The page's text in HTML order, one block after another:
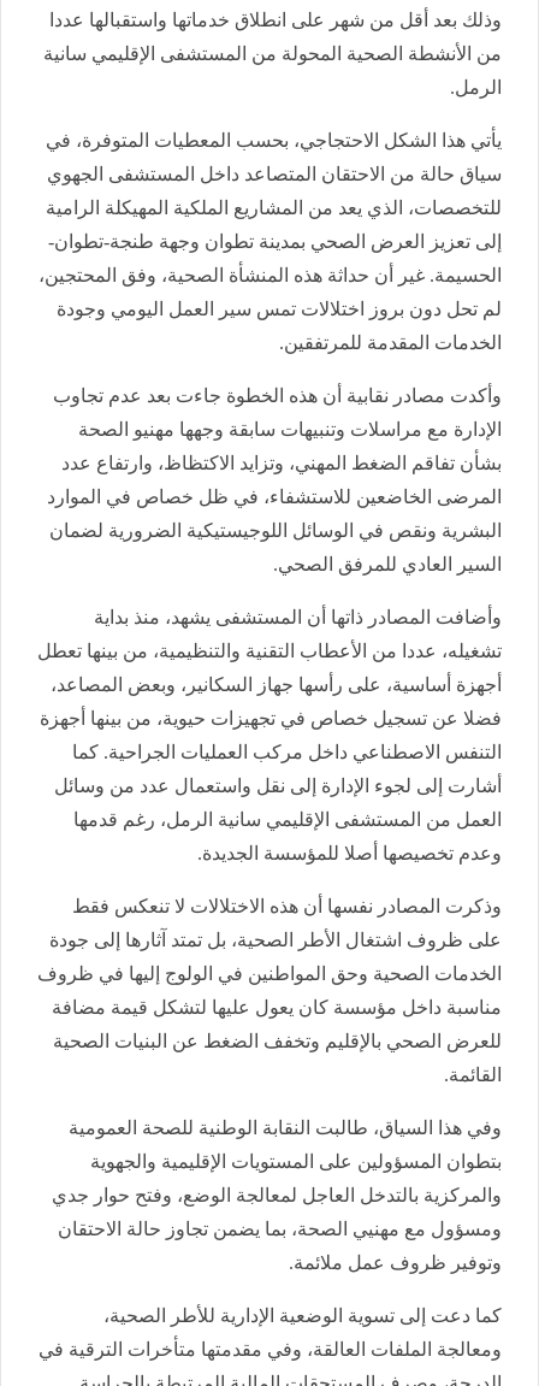
وذلك بعد أقل من شهر على انطلاق خدماتها واستقبالها عددا
من الأنشطة الصحية المحولة من المستشفى الإقليمي سانية
الرمل.
يأتي هذا الشكل الاحتجاجي، بحسب المعطيات المتوفرة، في
سياق حالة من الاحتقان المتصاعد داخل المستشفى الجهوي
للتخصصات، الذي يعد من المشاريع الملكية المهيكلة الرامية
إلى تعزيز العرض الصحي بمدينة تطوان وجهة طنجة-تطوان-
الحسيمة. غير أن حداثة هذه المنشأة الصحية، وفق المحتجين،
لم تحل دون بروز اختلالات تمس سير العمل اليومي وجودة
الخدمات المقدمة للمرتفقين.
وأكدت مصادر نقابية أن هذه الخطوة جاءت بعد عدم تجاوب
الإدارة مع مراسلات وتنبيهات سابقة وجهها مهنيو الصحة
بشأن تفاقم الضغط المهني، وتزايد الاكتظاظ، وارتفاع عدد
المرضى الخاضعين للاستشفاء، في ظل خصاص في الموارد
البشرية ونقص في الوسائل اللوجيستيكية الضرورية لضمان
السير العادي للمرفق الصحي.
وأضافت المصادر ذاتها أن المستشفى يشهد، منذ بداية
تشغيله، عددا من الأعطاب التقنية والتنظيمية، من بينها تعطل
أجهزة أساسية، على رأسها جهاز السكانير، وبعض المصاعد،
فضلا عن تسجيل خصاص في تجهيزات حيوية، من بينها أجهزة
التنفس الاصطناعي داخل مركب العمليات الجراحية. كما
أشارت إلى لجوء الإدارة إلى نقل واستعمال عدد من وسائل
العمل من المستشفى الإقليمي سانية الرمل، رغم قدمها
وعدم تخصيصها أصلا للمؤسسة الجديدة.
وذكرت المصادر نفسها أن هذه الاختلالات لا تنعكس فقط
على ظروف اشتغال الأطر الصحية، بل تمتد آثارها إلى جودة
الخدمات الصحية وحق المواطنين في الولوج إليها في ظروف
مناسبة داخل مؤسسة كان يعول عليها لتشكل قيمة مضافة
للعرض الصحي بالإقليم وتخفف الضغط عن البنيات الصحية
القائمة.
وفي هذا السياق، طالبت النقابة الوطنية للصحة العمومية
بتطوان المسؤولين على المستويات الإقليمية والجهوية
والمركزية بالتدخل العاجل لمعالجة الوضع، وفتح حوار جدي
ومسؤول مع مهنيي الصحة، بما يضمن تجاوز حالة الاحتقان
وتوفير ظروف عمل ملائمة.
كما دعت إلى تسوية الوضعية الإدارية للأطر الصحية،
ومعالجة الملفات العالقة، وفي مقدمتها متأخرات الترقية في